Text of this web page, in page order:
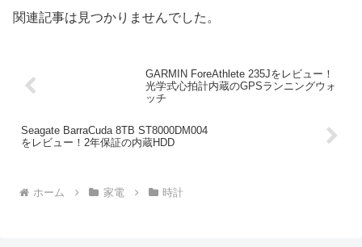
関連記事は見つかりませんでした。
GARMIN ForeAthlete 235Jをレビュー！
光学式心拍計内蔵のGPSランニングウォ
ッチ
Seagate BarraCuda 8TB ST8000DM004
をレビュー！2年保証の内蔵HDD
ホーム 家電 時計